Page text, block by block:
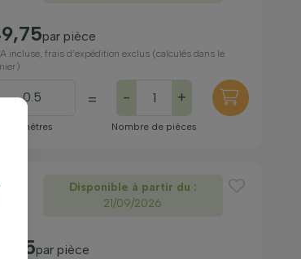
par pièce
incluse, frais d’expédition exclus (calculés dans le
de mètres
= - +
Nombre de pièces
Disponible à partir du :
21/09/2026
61,35par pièce